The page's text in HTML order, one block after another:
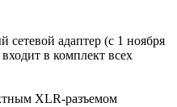
адаптер (с 1 ноября
в комплект всех
XLR-разъемом⁠